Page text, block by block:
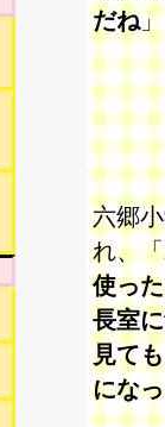
だね
六郷
れ、「
使っ
長室
見て
にな